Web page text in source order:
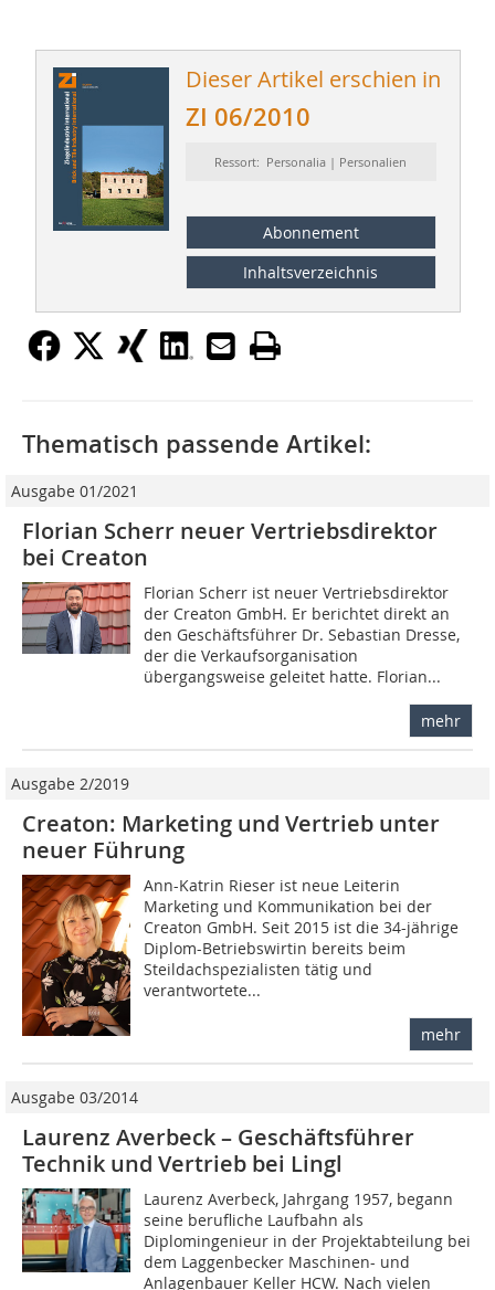
Dieser Artikel erschien in
ZI 06/2010
Ressort: Personalia | Personalien
Abonnement
Inhaltsverzeichnis
Thematisch passende Artikel:
Ausgabe 01/2021
Florian Scherr neuer Vertriebsdirektor
bei Creaton
Florian Scherr ist neuer Vertriebsdirektor
der Creaton GmbH. Er berichtet direkt an
den Geschäftsführer Dr. Sebastian Dresse,
der die Verkaufsorganisation
übergangsweise geleitet hatte. Florian...
mehr
Ausgabe 2/2019
Creaton: Marketing und Vertrieb unter
neuer Führung
Ann-Katrin Rieser ist neue Leiterin
Marketing und Kommunikation bei der
Creaton GmbH. Seit 2015 ist die 34-jährige
Diplom-Betriebswirtin bereits beim
Steildachspezialisten tätig und
verantwortete...
mehr
Ausgabe 03/2014
Laurenz Averbeck – Geschäftsführer
Technik und Vertrieb bei Lingl
Laurenz Averbeck, Jahrgang 1957, begann
seine berufliche Laufbahn als
Diplomingenieur in der Projektabteilung bei
dem Laggenbecker Maschinen- und
Anlagenbauer Keller HCW. Nach vielen